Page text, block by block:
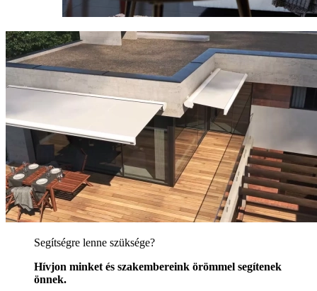
Segítségre lenne szüksége?
Hívjon minket és szakembereink örömmel segítenek
önnek.